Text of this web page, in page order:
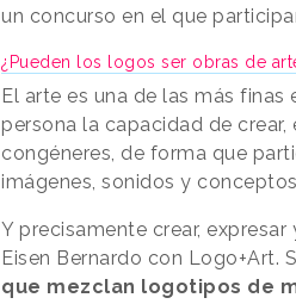
un concurso en el que
¿Pueden los logos ser obras de
El arte es una de las más finas
persona la capacidad de crear,
congéneres, de forma que
imágenes, sonidos y
Y precisamente crear,
Eisen Bernardo con Logo+Art.
que mezclan logotipos de